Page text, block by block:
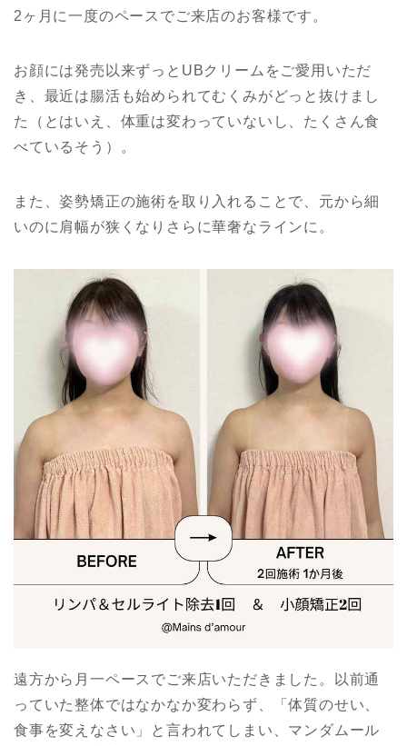
2ヶ月に一度のペースでご来店のお客様です。
お顔には発売以来ずっとUBクリームをご愛用いただ
き、最近は腸活も始められてむくみがどっと抜けまし
た（とはいえ、体重は変わっていないし、たくさん食
べているそう）。
また、姿勢矯正の施術を取り入れることで、元から細
いのに肩幅が狭くなりさらに華奢なラインに。
遠方から月一ペースでご来店いただきました。以前通
っていた整体ではなかなか変わらず、「体質のせい、
食事を変えなさい」と言われてしまい、マンダムール